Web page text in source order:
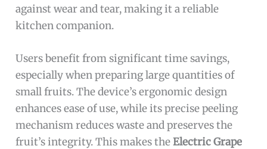
against wear and tear, making it a reliable
kitchen companion.
Users benefit from significant time savings,
especially when preparing large quantities of
small fruits. The device’s ergonomic design
enhances ease of use, while its precise peeling
mechanism reduces waste and preserves the
fruit’s integrity. This makes theElectric Grape